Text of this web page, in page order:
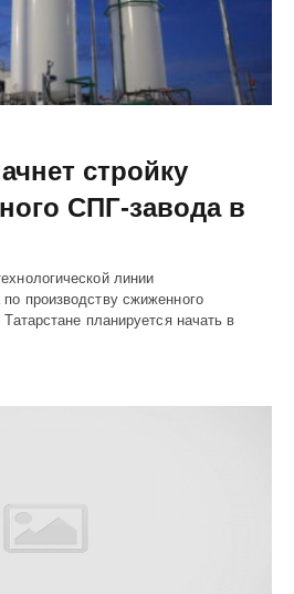
стройку
СПГ-завода в
линии
производству сжиженного
планируется начать в